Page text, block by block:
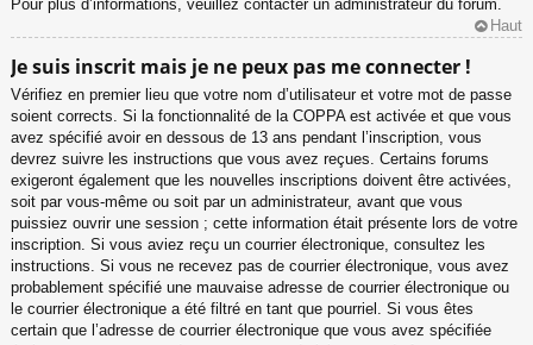
Pour plus d’informations, veuillez contacter un administrateur du forum.
Haut
Je suis inscrit mais je ne peux pas me connecter !
Vérifiez en premier lieu que votre nom d’utilisateur et votre mot de passe
soient corrects. Si la fonctionnalité de la COPPA est activée et que vous
avez spécifié avoir en dessous de 13 ans pendant l’inscription, vous
devrez suivre les instructions que vous avez reçues. Certains forums
exigeront également que les nouvelles inscriptions doivent être activées,
soit par vous-même ou soit par un administrateur, avant que vous
puissiez ouvrir une session ; cette information était présente lors de votre
inscription. Si vous aviez reçu un courrier électronique, consultez les
instructions. Si vous ne recevez pas de courrier électronique, vous avez
probablement spécifié une mauvaise adresse de courrier électronique ou
le courrier électronique a été filtré en tant que pourriel. Si vous êtes
certain que l’adresse de courrier électronique que vous avez spécifiée